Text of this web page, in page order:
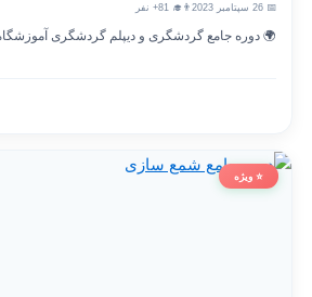
👨‍🎓 81+ نفر
🌍 دوره جامع گردشگری و دیپلم گردشگری آموزشگاه
⭐ ویژه